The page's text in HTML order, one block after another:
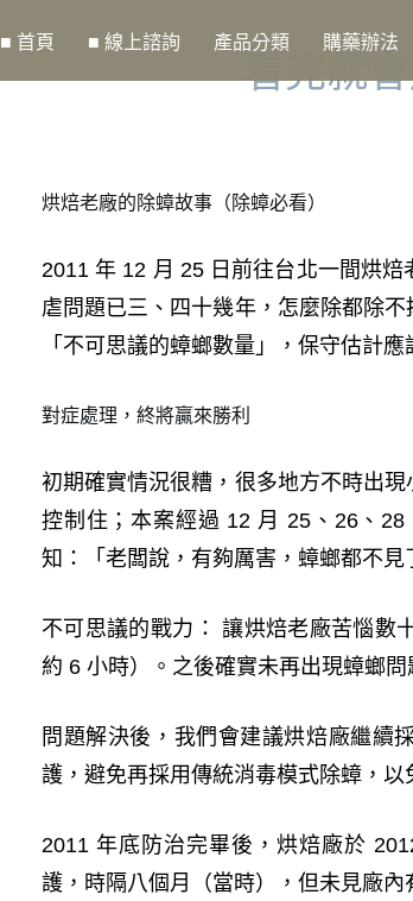
■ 首頁 ■ 線上諮詢 產品分類 購藥辦法
看完就會
烘焙老廠的除蟑故事​（除蟑必看）​
2011 年 12 月 25 日前往台北一間烘
虐問題已三、四十幾年，怎麼除都除
「不可思議的蟑螂數量」，保守估計
對症處理，終將贏來勝利
初期確實情況很糟，很多地方不時出
控制住；本案經過 12 月 25、26、
知：「老闆說，有夠厲害，蟑螂都不見
不可思議的戰力： 讓烘焙老廠苦惱數
約 6 小時）。之後確實未再出現蟑螂問
問題解決後，我們會建議烘焙廠繼續
護，避免再採用傳統消毒模式除蟑，以
2011 年底防治完畢後，烘焙廠於
護，時隔八個月（當時），但未見廠內